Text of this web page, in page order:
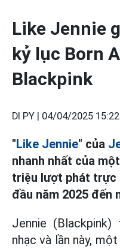
Like Jennie
kỷ lục Born
Blackpink
DI PY | 04/04/2025 15:22
"Like Jennie" của
nhanh nhất của
triệu lượt phát
đầu năm 2025 đến
Jennie
nhạc và lần này,